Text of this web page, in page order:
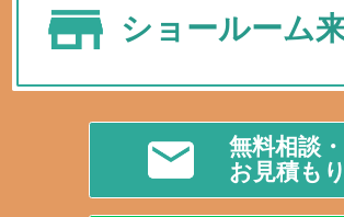
ショールーム
無料相談・
お見積もり